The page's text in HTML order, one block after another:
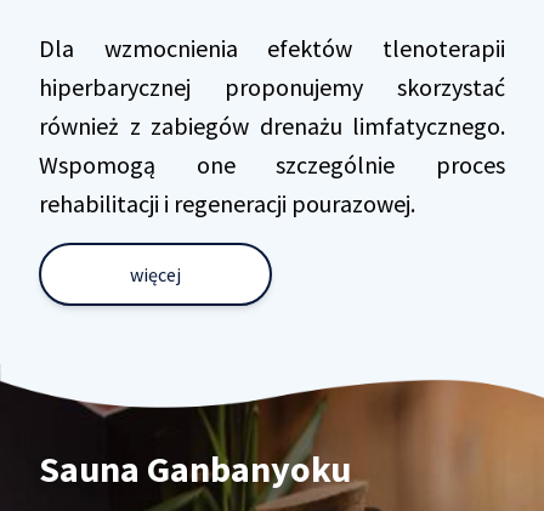
Dla wzmocnienia efektów tlenoterapii
hiperbarycznej proponujemy skorzystać
również z zabiegów drenażu limfatycznego.
Wspomogą one szczególnie proces
rehabilitacji i regeneracji pourazowej.
więcej
Sauna Ganbanyoku